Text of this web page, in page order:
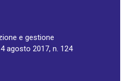
e gestione
agosto 2017, n. 124